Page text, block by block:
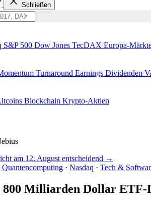
Schließen
S&P 500 Dow Jones TecDAX Europa-
Turnaround Earnings Dividenden
Blockchain Krypto-Aktien
am 12. August entscheidend →
· Nasdaq · Tech &
800 Milliarden Dollar ETF-